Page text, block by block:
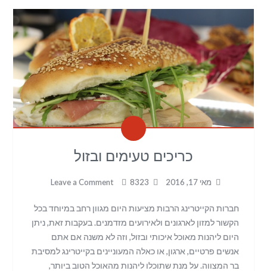
כריכים טעימים ובזול
מאי 17, 2016 Leave a Comment 8323
חברות הקייטרינג הרבות מציעות היום מגוון רחב במיוחד בכל
הקשור למזון לארגונים ולאירועים מזדמנים.בעקבות זאת,ניתן
היום ליהנות מאוכל איכותי ובזול, וזה לא משנה אם אתם
אנשים פרטיים, ארגון, או כאלה המעוניינים בקייטרינג למסיבת
בר המצווה.על מנת שתוכלו ליהנות מהאוכל הטוב ביותר,